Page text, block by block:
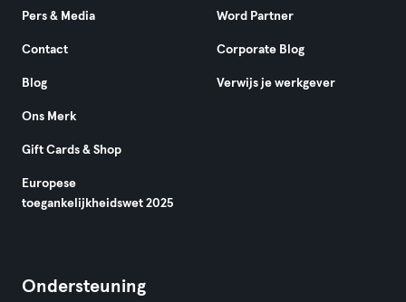
Pers & Media
Contact
Blog
Ons Merk
Gift Cards & Shop
Europese
toegankelijkheidswet 2025
Word Partner
Corporate Blog
Verwijs je werkgever
Ondersteuning